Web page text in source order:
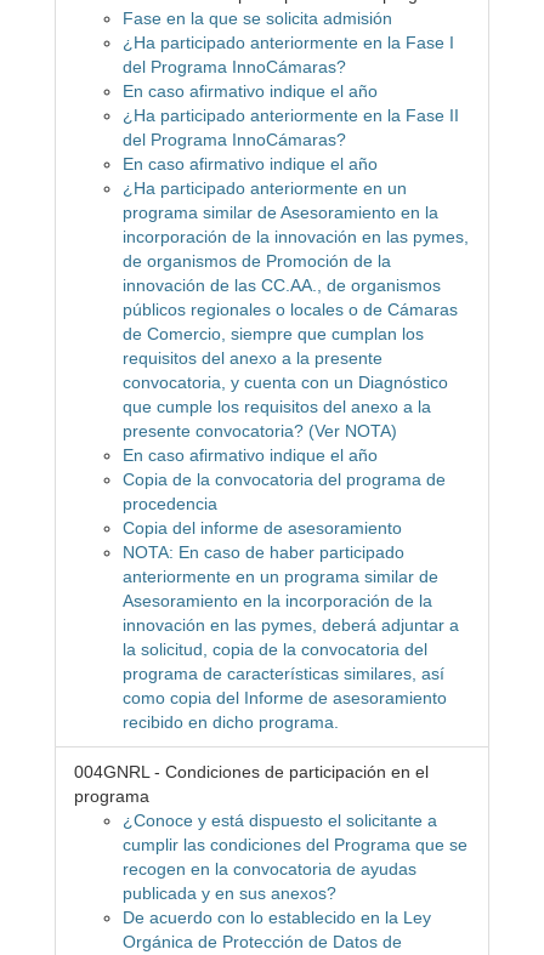
Fase en la que se solicita admisión
¿Ha participado anteriormente en la Fase I
del Programa InnoCámaras?
En caso afirmativo indique el año
¿Ha participado anteriormente en la Fase II
del Programa InnoCámaras?
En caso afirmativo indique el año
¿Ha participado anteriormente en un
programa similar de Asesoramiento en la
incorporación de la innovación en las pymes,
de organismos de Promoción de la
innovación de las CC.AA., de organismos
públicos regionales o locales o de Cámaras
de Comercio, siempre que cumplan los
requisitos del anexo a la presente
convocatoria, y cuenta con un Diagnóstico
que cumple los requisitos del anexo a la
presente convocatoria? (Ver NOTA)
En caso afirmativo indique el año
Copia de la convocatoria del programa de
procedencia
Copia del informe de asesoramiento
NOTA: En caso de haber participado
anteriormente en un programa similar de
Asesoramiento en la incorporación de la
innovación en las pymes, deberá adjuntar a
la solicitud, copia de la convocatoria del
programa de características similares, así
como copia del Informe de asesoramiento
recibido en dicho programa.
004GNRL - Condiciones de participación en el
programa
¿Conoce y está dispuesto el solicitante a
cumplir las condiciones del Programa que se
recogen en la convocatoria de ayudas
publicada y en sus anexos?
De acuerdo con lo establecido en la Ley
Orgánica de Protección de Datos de